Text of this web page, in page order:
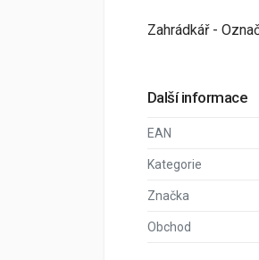
Zahrádkář -
Další informace
EAN
Kategorie
Značka
Obchod